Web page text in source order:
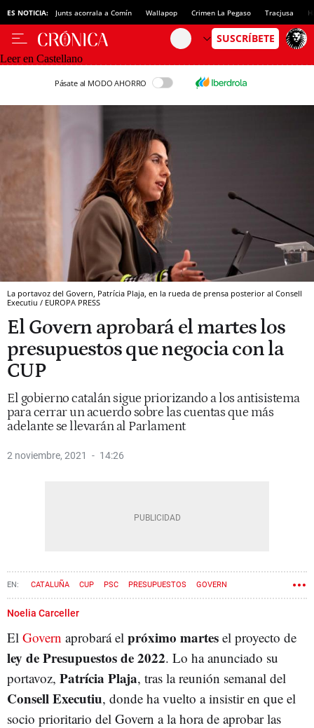
ES NOTICIA: Junts acorrala a Comín Wallapop Crimen La Pegaso Tracjusa
Leer en Castellano
Pásate al MODO AHORRO
La portavoz del Govern, Patrícia Plaja, en la rueda de prensa posterior al Consell
Executiu / EUROPA PRESS
El Govern aprobará el martes los
presupuestos que negocia con la
CUP
El gobierno catalán sigue priorizando a los antisistema
para cerrar un acuerdo sobre las cuentas que más
adelante se llevarán al Parlament
2 noviembre, 2021 14:26
CATALUÑA CUP PSC PRESUPUESTOS GOVERN
Noelia Carceller
El Govern aprobará el próximo martes el proyecto de
ley de Presupuestos de 2022. Lo ha anunciado su
portavoz, Patrícia Plaja, tras la reunión semanal del
Consell Executiu, donde ha vuelto a insistir en que el
socio prioritario del Govern a la hora de aprobar las